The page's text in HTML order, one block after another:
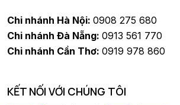
Chi nhánh Hà Nội: 0908 275 680
Chi nhánh Đà Nẵng: 0913 561 770
Chi nhánh Cần Thơ: 0919 978 860
KẾT NỐI VỚI CHÚNG TÔI